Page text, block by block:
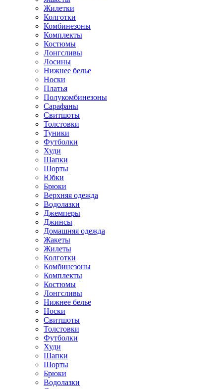
Жилетки
Колготки
Комбинезоны
Комплекты
Костюмы
Лонгсливы
Лосины
Нижнее белье
Носки
Платья
Полукомбинезоны
Сарафаны
Свитшоты
Толстовки
Туники
Футболки
Худи
Шапки
Шорты
Юбки
Брюки
Верхняя одежда
Водолазки
Джемперы
Джинсы
Домашняя одежда
Жакеты
Жилеты
Колготки
Комбинезоны
Комплекты
Костюмы
Лонгсливы
Нижнее белье
Носки
Свитшоты
Толстовки
Футболки
Худи
Шапки
Шорты
Брюки
Водолазки